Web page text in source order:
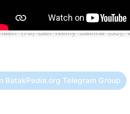
atas nama Desy
(76) dan Neiny Safrina (33),
BatakPedia.org Telegram Group